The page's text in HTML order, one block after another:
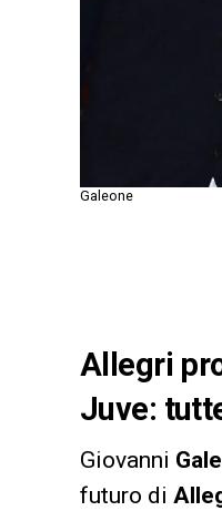
Galeone
Allegri
Juve:
Giovanni
futuro di